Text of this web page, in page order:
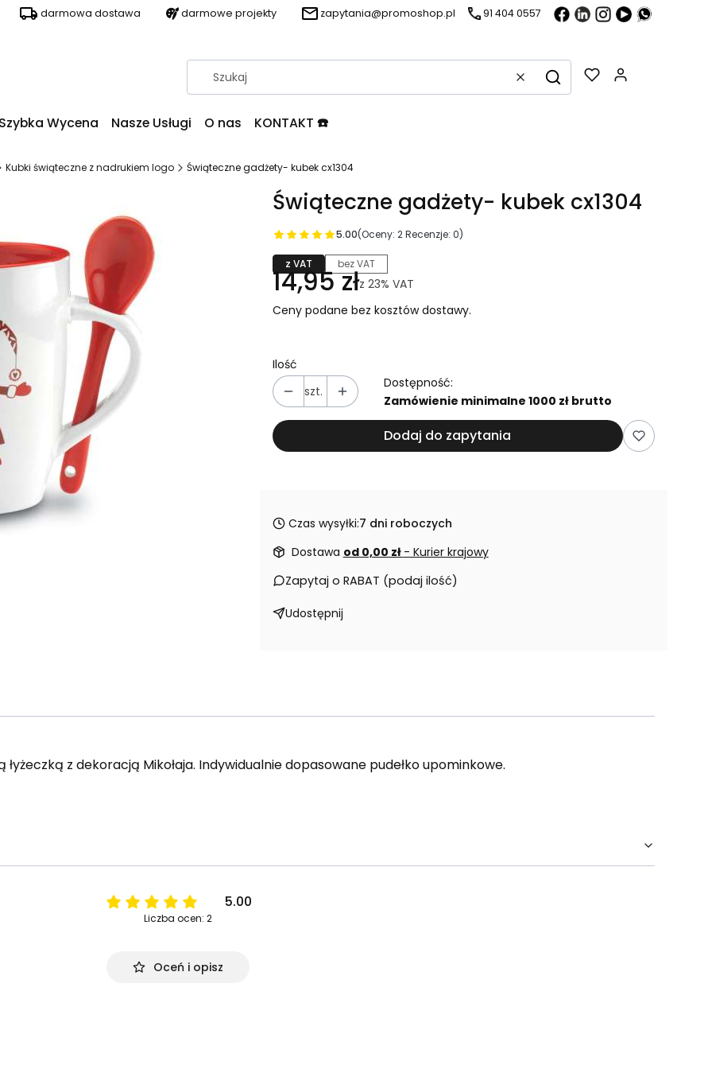
darmowa dostawa darmowe projekty zapytania@promoshop.pl 91 404 0557
WyczyśćSzukaj
Wycena Nasze Usługi O nas KONTAKT ☎️
Kubki świąteczne z nadrukiem logo Świąteczne gadżety- kubek cx1304
Świąteczne gadżety- kubek cx1304
5.00(Oceny: 2 Recenzje: 0)
z VAT bez VAT
14,95 złz 23% VAT
Ceny podane bez kosztów dostawy.
Ilość
szt.
Dostępność:
Zamówienie minimalne 1000 zł brutto
Dodaj do zapytania
Czas wysyłki:7 dni roboczych
Dostawa od 0,00 zł - Kurier krajowy
Zapytaj o RABAT (podaj ilość)
Udostępnij
z dekoracją Mikołaja. Indywidualnie dopasowane pudełko upominkowe.
5.00
Liczba ocen: 2
Oceń i opisz